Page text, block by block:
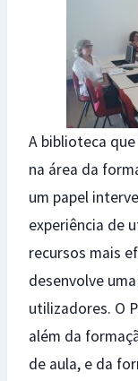
A biblioteca
na área da
um papel
experiência de
recursos mais
desenvolve
utilizadores. O
além da
de aula, e da